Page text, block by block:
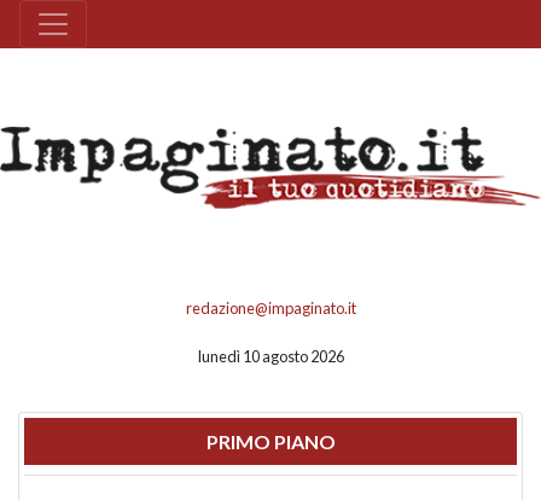
redazione@impaginato.it
lunedì 10 agosto 2026
PRIMO PIANO